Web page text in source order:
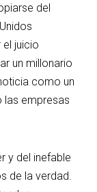
del
el juicio
un millonario
como un
las empresas
y del inefable
de la verdad.